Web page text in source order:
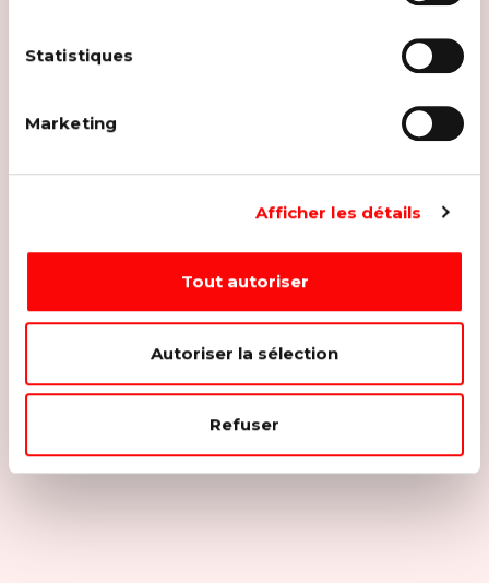
Statistiques
Marketing
Afficher les détails
Tout autoriser
Autoriser la sélection
Refuser